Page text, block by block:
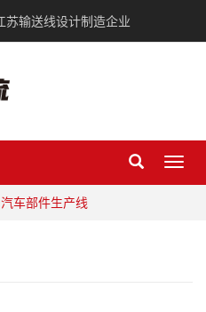
苏输送线设计制造企业
汽车部件生产线